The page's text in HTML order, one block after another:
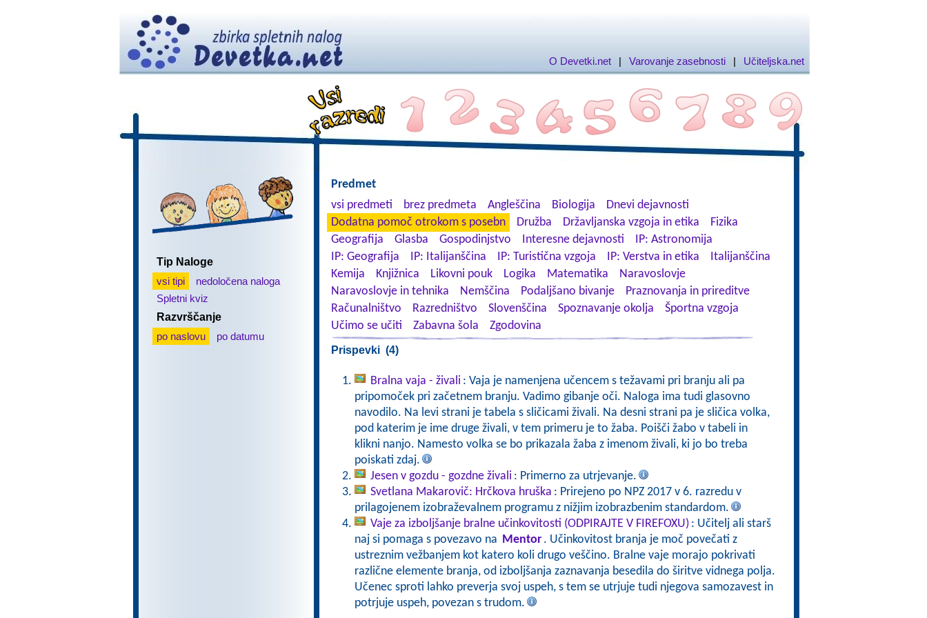
O Devetki.net | Varovanje zasebnosti | Učiteljska.net
Tip Naloge
vsi tipi
nedoločena naloga
Spletni kviz
Razvrščanje
po naslovu
po datumu
Predmet
vsi predmeti
brez predmeta Angleščina Biologija
Dnevi dejavnosti
Dodatna pomoč otrokom s posebn
Družba Državljanska vzgoja in etika
Fizika
Geografija
Glasba Gospodinjstvo Interesne dejavnosti
IP: Astronomija
IP: Geografija
IP: Italijanščina IP: Turistična vzgoja IP: Verstva in etika
Italijanščina
Kemija
Knjižnica Likovni pouk Logika Matematika
Naravoslovje
Naravoslovje in tehnika
Nemščina Podaljšano bivanje
Praznovanja in prireditve
Računalništvo
Razredništvo Slovenščina Spoznavanje okolja
Športna vzgoja
Učimo se učiti
Zabavna šola Zgodovina
Prispevki (4)
Bralna vaja - živali : Vaja je namenjena učencem s težavami pri branju ali pa
pripomoček pri začetnem branju. Vadimo gibanje oči. Naloga ima tudi glasovno
navodilo. Na levi strani je tabela s sličicami živali. Na desni strani pa je sličica volka,
pod katerim je ime druge živali, v tem primeru je to žaba. Poišči žabo v tabeli in
klikni nanjo. Namesto volka se bo prikazala žaba z imenom živali, ki jo bo treba
poiskati zdaj.
Jesen v gozdu - gozdne živali : Primerno za utrjevanje.
Svetlana Makarovič: Hrčkova hruška : Prirejeno po NPZ 2017 v 6. razredu v
prilagojenem izobraževalnem programu z nižjim izobrazbenim standardom.
Vaje za izboljšanje bralne učinkovitosti (ODPIRAJTE V FIREFOXU) : Učitelj ali starš
naj si pomaga s povezavo na Mentor . Učinkovitost branja je moč povečati z
ustreznim vežbanjem kot katero koli drugo veščino. Bralne vaje morajo pokrivati
različne elemente branja, od izboljšanja zaznavanja besedila do širitve vidnega polja.
Učenec sproti lahko preverja svoj uspeh, s tem se utrjuje tudi njegova samozavest in
potrjuje uspeh, povezan s trudom.